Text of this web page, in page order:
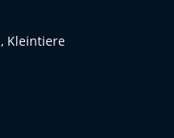
Kleintiere